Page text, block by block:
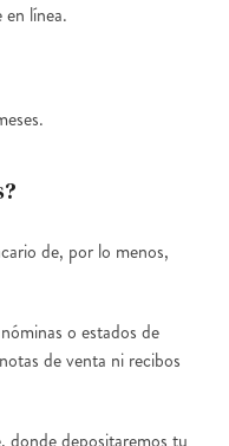
línea.
de, por lo menos,
o estados de
de venta ni recibos